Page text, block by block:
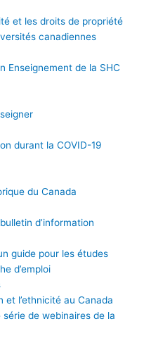
et les droits de propriété
canadiennes
Enseignement de la SHC
durant la COVID-19
du Canada
d’information
guide pour les études
d’emploi
et l’ethnicité au Canada
série de webinaires de la